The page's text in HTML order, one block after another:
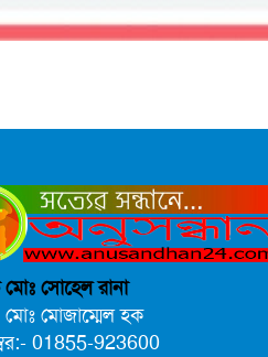
মোঃ সোহেল রানা
মোজাম্মেল হক
01855-923600